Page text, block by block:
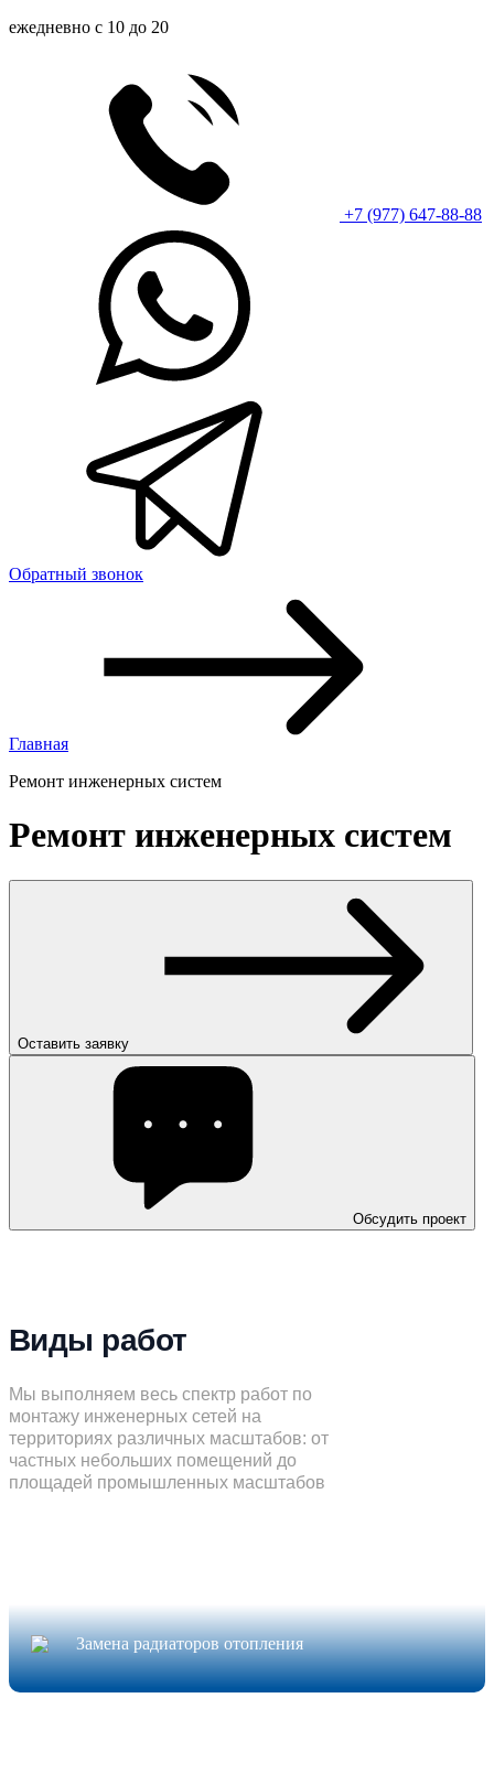
ежедневно с 10 до 20
+7 (977) 647-88-88
Обратный звонок
Главная
Ремонт инженерных систем
Ремонт инженерных систем
Оставить заявку
Обсудить проект
Виды работ
Мы выполняем весь спектр работ по
монтажу инженерных сетей на
территориях различных масштабов: от
частных небольших помещений до
площадей промышленных масштабов
Замена радиаторов отопления